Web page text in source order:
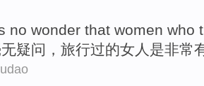
no wonder that women who
疑问 ， 旅行过的女人 是非常